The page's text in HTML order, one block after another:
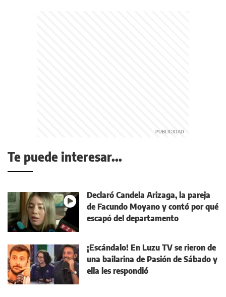
Te puede interesar...
Declaró Candela Arizaga, la pareja
de Facundo Moyano y contó por qué
escapó del departamento
¡Escándalo! En Luzu TV se rieron de
una bailarina de Pasión de Sábado y
ella les respondió